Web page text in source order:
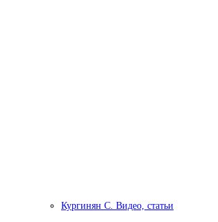
Кургинян С. Видео, статьи